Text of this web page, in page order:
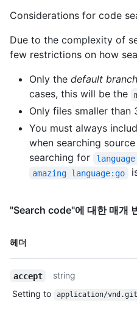
Considerations for code
Due to the complexity of
few restrictions on how
Only the default branch
cases, this will be the
Only files smaller than
You must always
when searching
searching for
amazing language:go
"Search code"에 대한 매개
헤더
이름,
accept
string
Setting to
application/